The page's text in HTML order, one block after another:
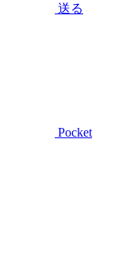
送る
Pocket